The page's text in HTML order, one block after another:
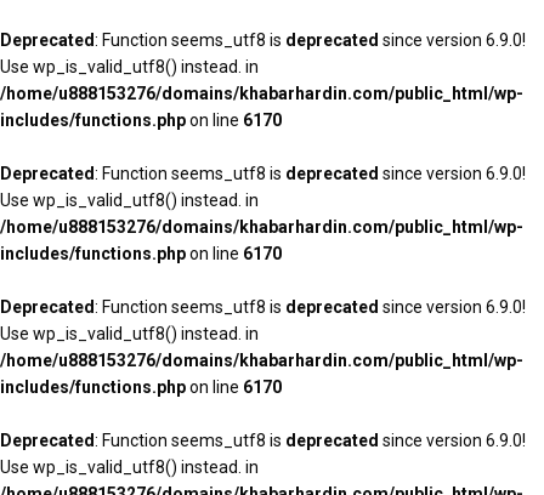
Deprecated: Function seems_utf8 is deprecated since version 6.9.0!
Use wp_is_valid_utf8() instead. in
/home/u888153276/domains/khabarhardin.com/public_html/wp-
includes/functions.phpon line 6170
Deprecated: Function seems_utf8 is deprecated since version 6.9.0!
Use wp_is_valid_utf8() instead. in
/home/u888153276/domains/khabarhardin.com/public_html/wp-
includes/functions.phpon line 6170
Deprecated: Function seems_utf8 is deprecated since version 6.9.0!
Use wp_is_valid_utf8() instead. in
/home/u888153276/domains/khabarhardin.com/public_html/wp-
includes/functions.phpon line 6170
Deprecated: Function seems_utf8 is deprecated since version 6.9.0!
Use wp_is_valid_utf8() instead. in